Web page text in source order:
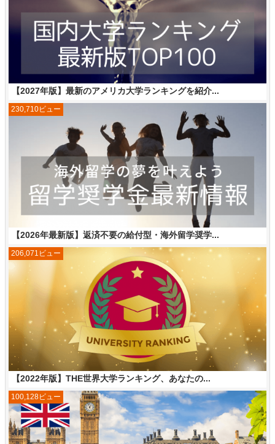
【2027年版】最新のアメリカ大学ランキングを紹介...
【2026年最新版】返済不要の給付型・海外留学奨学...
230,710ビュー
【2022年版】THE世界大学ランキング、あなたの...
206,071ビュー
100,128ビュー